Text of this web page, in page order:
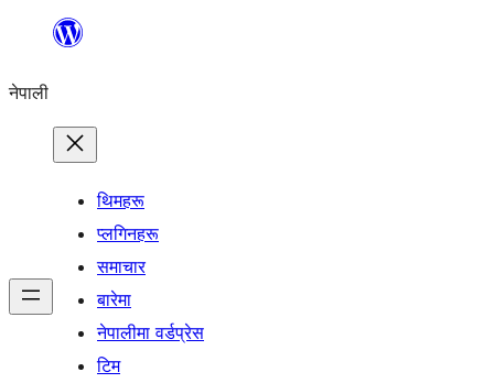
सामग्रीमा
नेपाली
थिमहरू
प्लगिनहरू
समाचार
बारेमा
नेपालीमा वर्डप्रेस
टिम